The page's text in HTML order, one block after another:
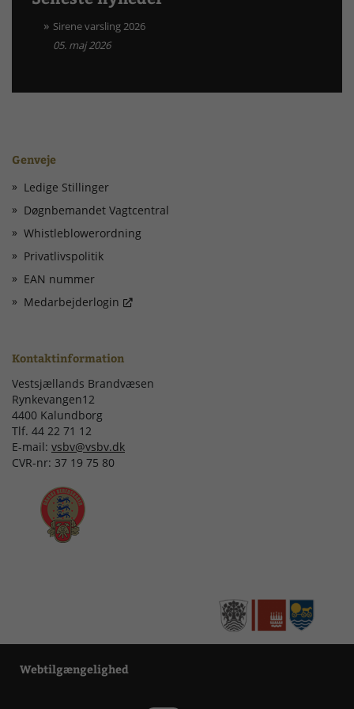
Sirene varsling 2026
05. maj 2026
Genveje
Ledige Stillinger
Døgnbemandet Vagtcentral
Whistleblowerordning
Privatlivspolitik
EAN nummer
Medarbejderlogin
Kontaktinformation
Vestsjællands Brandvæsen
Rynkevangen12
4400 Kalundborg
Tlf. 44 22 71 12
E-mail: vsbv@vsbv.dk
CVR-nr: 37 19 75 80
Webtilgængelighed